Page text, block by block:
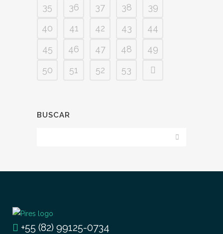
35
36 37 38
39
40
41 42 43
44
45
46 47 48
49
50
51 52 53
BUSCAR
+55 (82) 99125-0734